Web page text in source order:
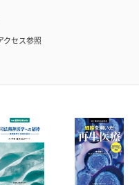
クセス参照